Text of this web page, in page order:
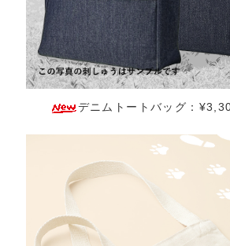
デニムトートバッグ：